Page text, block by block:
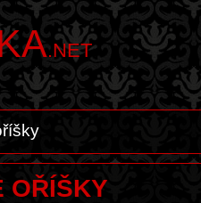
.NET
OŘÍŠKY